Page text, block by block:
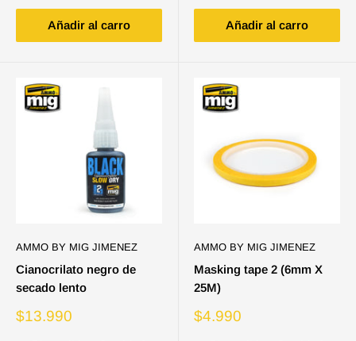
Añadir al carro Añadir al carro
AMMO BY MIG JIMENEZ
Cianocrilato negro de
secado lento
Precio
$13.990
AMMO BY MIG JIMENEZ
Masking tape 2 (6mm X
25M)
Precio
$4.990